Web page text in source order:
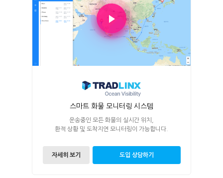
스마트 화물 모니터링 시스템
운송중인 모든 화물의 실시간 위치,
환적 상황 및 도착지연 모니터링이 가능합니다.
자세히 보기 도입 상담하기